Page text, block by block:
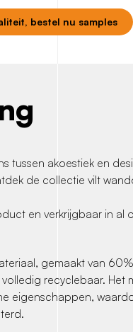
bestel nu samples
tussen akoestiek en
de collectie vilt
en verkrijgbaar in al
gemaakt van 60%
recyclebaar. Het
eigenschappen,